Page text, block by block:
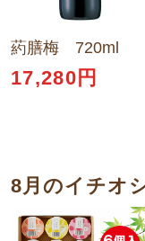
葯膳梅 720ml
17,280円
8月のイチオ